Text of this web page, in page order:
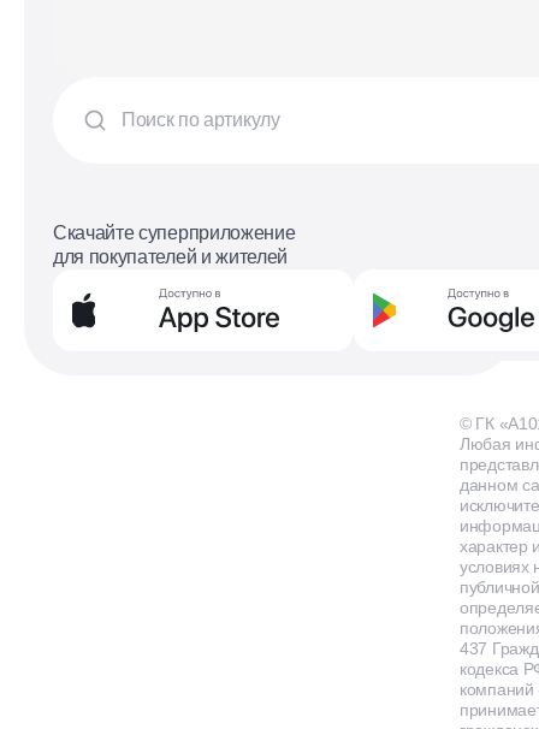
Скачайте суперприложение
для покупателей и жителей
© ГК
Любая
данном
характер
условиях
437
кодекса